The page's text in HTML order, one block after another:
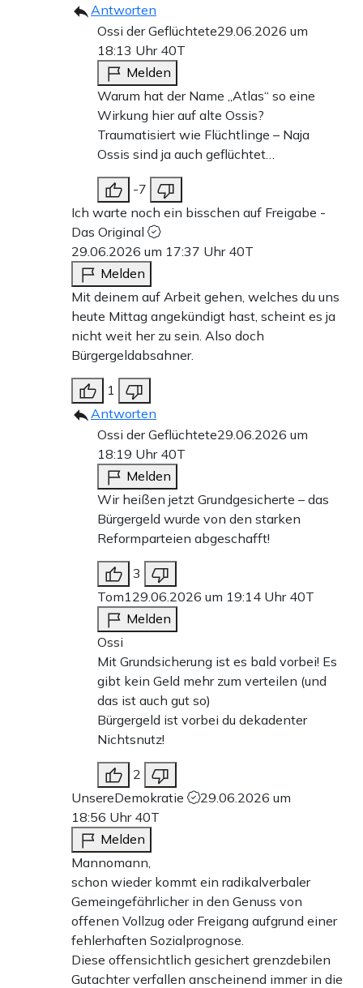
Antworten
Ossi der Geflüchtete29.06.2026 um
18:13 Uhr 40T
Melden
Warum hat der Name „Atlas“ so eine
Wirkung hier auf alte Ossis?
Traumatisiert wie Flüchtlinge – Naja
Ossis sind ja auch geflüchtet…
-7
Ich warte noch ein bisschen auf Freigabe -
Das Original
29.06.2026 um 17:37 Uhr 40T
Melden
Mit deinem auf Arbeit gehen, welches du uns
heute Mittag angekündigt hast, scheint es ja
nicht weit her zu sein. Also doch
Bürgergeldabsahner.
1
Antworten
Ossi der Geflüchtete29.06.2026 um
18:19 Uhr 40T
Melden
Wir heißen jetzt Grundgesicherte – das
Bürgergeld wurde von den starken
Reformparteien abgeschafft!
3
Tom129.06.2026 um 19:14 Uhr 40T
Melden
Ossi
Mit Grundsicherung ist es bald vorbei! Es
gibt kein Geld mehr zum verteilen (und
das ist auch gut so)
Bürgergeld ist vorbei du dekadenter
Nichtsnutz!
2
UnsereDemokratie
29.06.2026 um
18:56 Uhr 40T
Melden
Mannomann,
schon wieder kommt ein radikalverbaler
Gemeingefährlicher in den Genuss von
offenen Vollzug oder Freigang aufgrund einer
fehlerhaften Sozialprognose.
Diese offensichtlich gesichert grenzdebilen
Gutachter verfallen anscheinend immer in die